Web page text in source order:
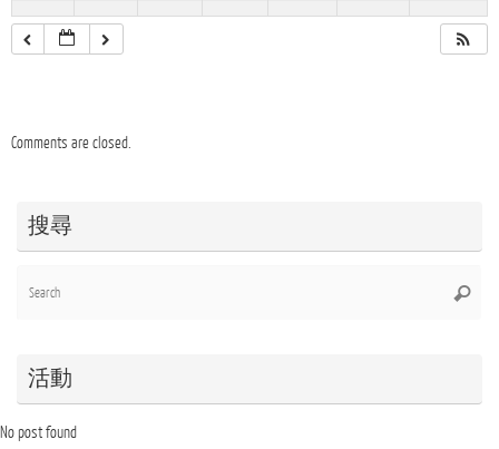
Comments are closed.
搜尋
活動
No post found